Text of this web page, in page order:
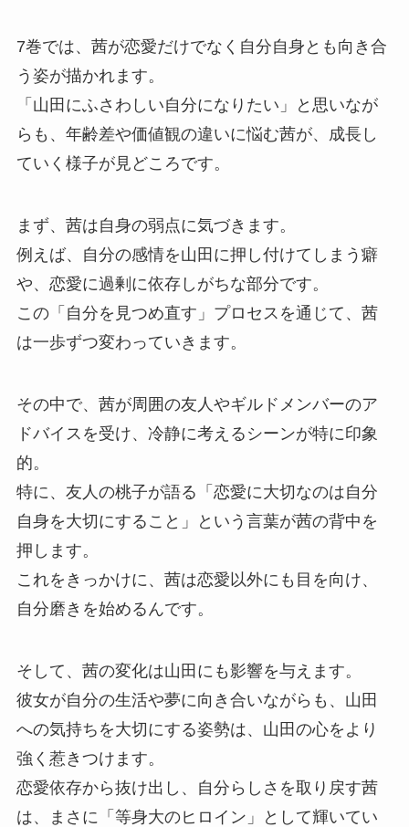
7巻では、茜が恋愛だけでなく自分自身とも向き合
う姿が描かれます。
「山田にふさわしい自分になりたい」と思いなが
らも、年齢差や価値観の違いに悩む茜が、成長し
ていく様子が見どころです。
まず、茜は自身の弱点に気づきます。
例えば、自分の感情を山田に押し付けてしまう癖
や、恋愛に過剰に依存しがちな部分です。
この「自分を見つめ直す」プロセスを通じて、茜
は一歩ずつ変わっていきます。
その中で、茜が周囲の友人やギルドメンバーのア
ドバイスを受け、冷静に考えるシーンが特に印象
的。
特に、友人の桃子が語る「恋愛に大切なのは自分
自身を大切にすること」という言葉が茜の背中を
押します。
これをきっかけに、茜は恋愛以外にも目を向け、
自分磨きを始めるんです。
そして、茜の変化は山田にも影響を与えます。
彼女が自分の生活や夢に向き合いながらも、山田
への気持ちを大切にする姿勢は、山田の心をより
強く惹きつけます。
恋愛依存から抜け出し、自分らしさを取り戻す茜
は、まさに「等身大のヒロイン」として輝いてい